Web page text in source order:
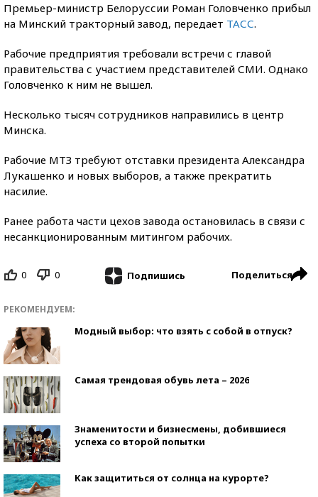
Премьер-министр Белоруссии Роман Головченко прибыл
на Минский тракторный завод, передает ТАСС.
Рабочие предприятия требовали встречи с главой
правительства с участием представителей СМИ. Однако
Головченко к ним не вышел.
Несколько тысяч сотрудников направились в центр
Минска.
Рабочие МТЗ требуют отставки президента Александра
Лукашенко и новых выборов, а также прекратить
насилие.
Ранее работа части цехов завода остановилась в связи с
несанкционированным митингом рабочих.
0 0 Подпишись Поделиться
РЕКОМЕНДУЕМ:
Модный выбор: что взять с собой в отпуск?
Самая трендовая обувь лета – 2026
Знаменитости и бизнесмены, добившиеся
успеха со второй попытки
Как защититься от солнца на курорте?